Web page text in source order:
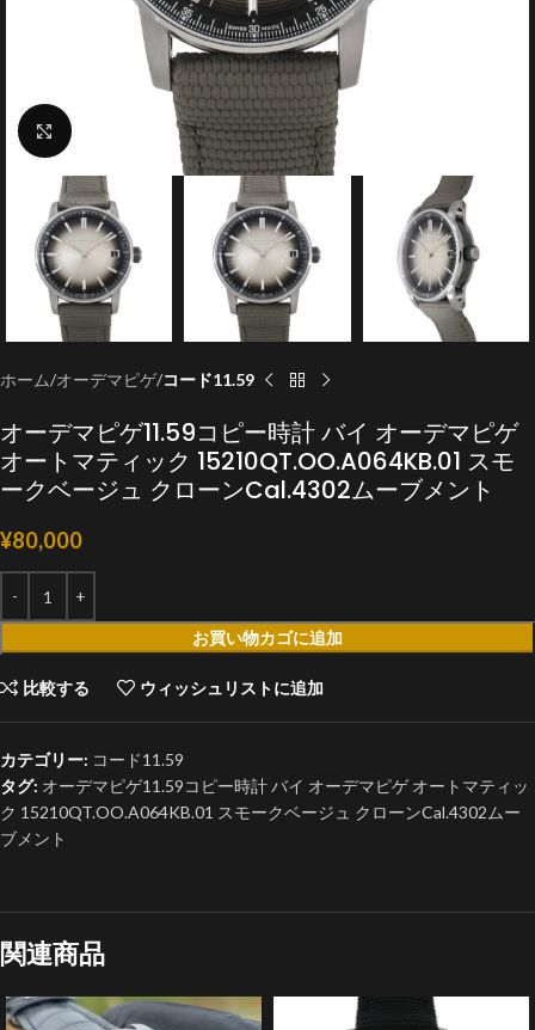
クリックで拡大
ホーム オーデマピゲ コード11.59
オーデマピゲ11.59コピー時計 バイ オーデマピゲ
オートマティック 15210QT.OO.A064KB.01 スモ
ークベージュ クローンCal.4302ムーブメント
¥80,000
お買い物カゴに追加
比較する ウィッシュリストに追加
カテゴリー: コード11.59
タグ: オーデマピゲ11.59コピー時計 バイ オーデマピゲ オートマティッ
ク 15210QT.OO.A064KB.01 スモークベージュ クローンCal.4302ムー
ブメント
関連商品